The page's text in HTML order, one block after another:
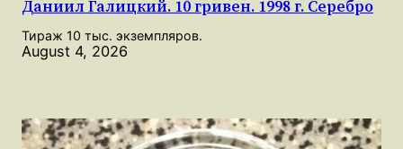
Даниил Галицкий. 10 гривен. 1998 г. Серебро
Тираж 10 тыс. экземпляров.
August 4, 2026